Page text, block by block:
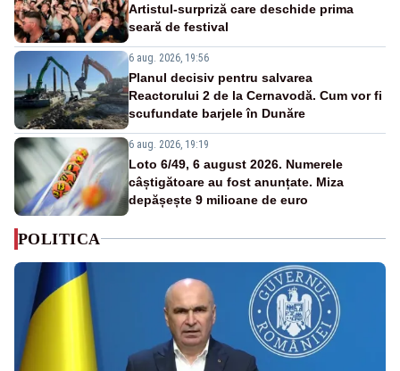
Artistul-surpriză care deschide prima
seară de festival
6 aug. 2026, 19:56
Planul decisiv pentru salvarea
Reactorului 2 de la Cernavodă. Cum vor fi
scufundate barjele în Dunăre
6 aug. 2026, 19:19
Loto 6/49, 6 august 2026. Numerele
câștigătoare au fost anunțate. Miza
depășește 9 milioane de euro
POLITICA